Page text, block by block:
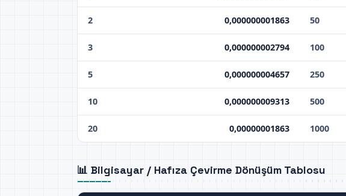
2 0,000000001863 50
3 0,000000002794 100
5 0,000000004657 250
10 0,000000009313 500
20 0,00000001863 1000
📊 Bilgisayar / Hafıza Çevirme Dönüşüm Tablosu